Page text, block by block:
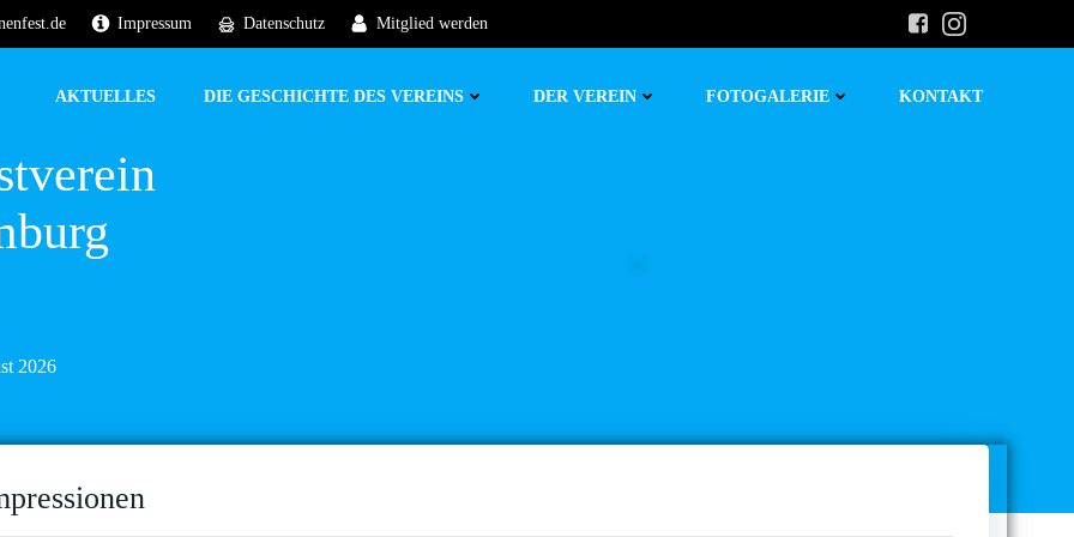
Impressum Datenschutz Mitglied werden
AKTUELLES DIE GESCHICHTE DES VEREINS DER VEREIN FOTOGALERIE KONTAKT
2026